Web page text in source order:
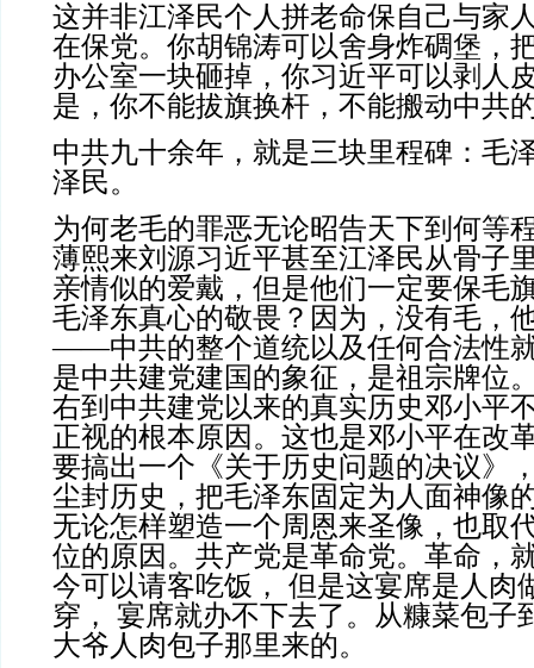
这并非江泽民个人拼老命保自己与家
在保党。你胡锦涛可以舍身炸碉堡，
办公室一块砸掉，你习近平可以剥人
是，你不能拔旗换杆，不能搬动中共
中共九十余年，就是三块里程碑：毛
泽民。
为何老毛的罪恶无论昭告天下到何等
薄熙来刘源习近平甚至江泽民从骨子
亲情似的爱戴，但是他们一定要保毛
毛泽东真心的敬畏？因为，没有毛，
——中共的整个道统以及任何合法性
是中共建党建国的象征，是祖宗牌位
右到中共建党以来的真实历史邓小平
正视的根本原因。这也是邓小平在改
要搞出一个《关于历史问题的决议》
尘封历史，把毛泽东固定为人面神像
无论怎样塑造一个周恩来圣像，也取
位的原因。共产党是革命党。革命，
今可以请客吃饭， 但是这宴席是人肉
穿， 宴席就办不下去了。从糠菜包子
大爷人肉包子那里来的。